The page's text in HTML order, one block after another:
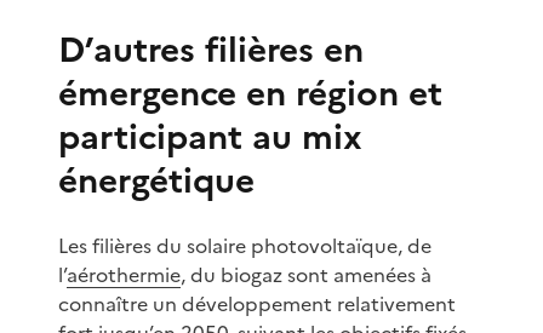
D’autres filières en
émergence en région et
participant au mix
énergétique
Les filières du solaire photovoltaïque, de
l’aérothermie, du biogaz sont amenées à
connaître un développement relativement